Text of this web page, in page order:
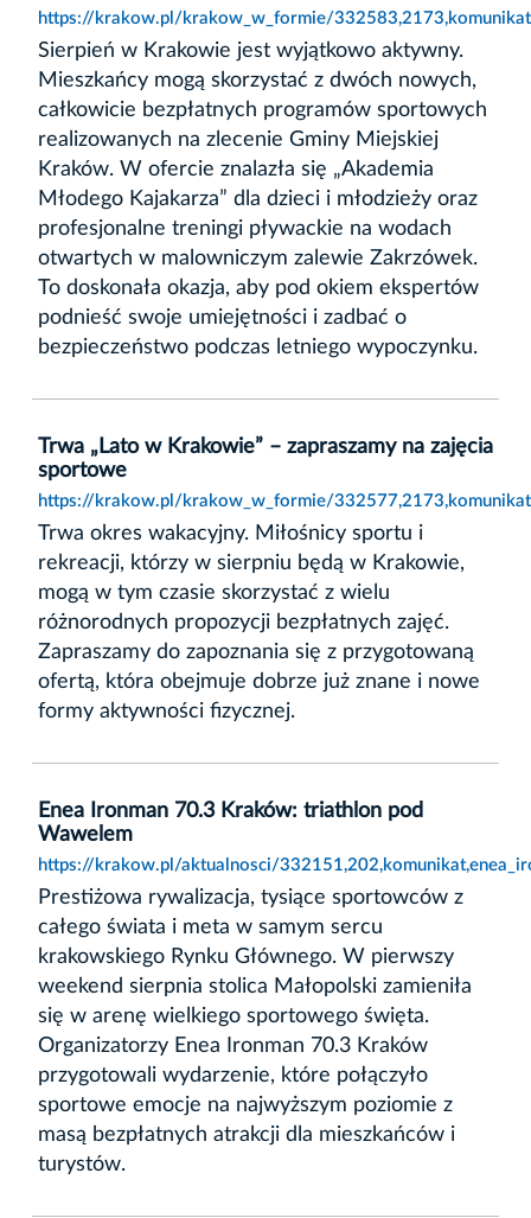
https://krakow.pl/krakow_w_formie/
Sierpień w Krakowie jest wyjątkowo aktywny.
Mieszkańcy mogą skorzystać z dwóch nowych,
całkowicie bezpłatnych programów sportowych
realizowanych na zlecenie Gminy Miejskiej
Kraków. W ofercie znalazła się „Akademia
Młodego Kajakarza” dla dzieci i młodzieży oraz
profesjonalne treningi pływackie na wodach
otwartych w malowniczym zalewie Zakrzówek.
To doskonała okazja, aby pod okiem ekspertów
podnieść swoje umiejętności i zadbać o
bezpieczeństwo podczas letniego wypoczynku.
Trwa „Lato w Krakowie” – zapraszamy na zajęcia
sportowe
https://krakow.pl/krakow_w_formie/
Trwa okres wakacyjny. Miłośnicy sportu i
rekreacji, którzy w sierpniu będą w Krakowie,
mogą w tym czasie skorzystać z wielu
różnorodnych propozycji bezpłatnych zajęć.
Zapraszamy do zapoznania się z przygotowaną
ofertą, która obejmuje dobrze już znane i nowe
formy aktywności fizycznej.
Enea Ironman 70.3 Kraków: triathlon pod
Wawelem
https://krakow.pl/aktualnosci/
Prestiżowa rywalizacja, tysiące sportowców z
całego świata i meta w samym sercu
krakowskiego Rynku Głównego. W pierwszy
weekend sierpnia stolica Małopolski zamieniła
się w arenę wielkiego sportowego święta.
Organizatorzy Enea Ironman 70.3 Kraków
przygotowali wydarzenie, które połączyło
sportowe emocje na najwyższym poziomie z
masą bezpłatnych atrakcji dla mieszkańców i
turystów.